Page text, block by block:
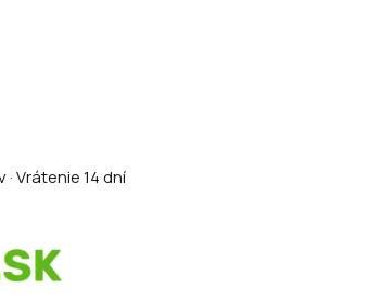
· Vrátenie 14 dní